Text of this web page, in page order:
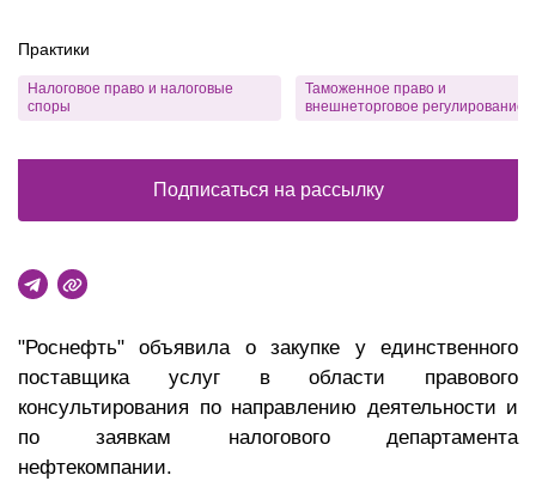
"Роснефть" объявила о закупке у единственного
поставщика услуг в области правового
консультирования по направлению деятельности и
по заявкам налогового департамента
нефтекомпании.
Практики
Налоговое право и налоговые
споры
Таможенное право и
внешнеторговое регулирование
Подписаться на рассылку